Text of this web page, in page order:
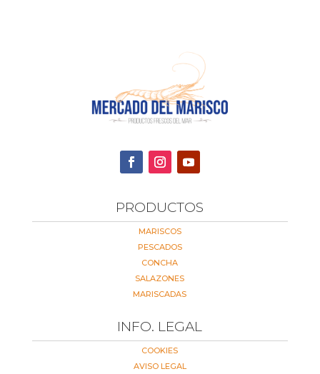
PRODUCTOS
MARISCOS
PESCADOS
CONCHA
SALAZONES
MARISCADAS
INFO. LEGAL
COOKIES
AVISO LEGAL